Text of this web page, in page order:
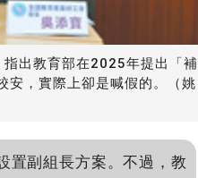
出教育部在2025年提出「補
安，實際上卻是喊假的。（姚
置副組長方案。不過，教